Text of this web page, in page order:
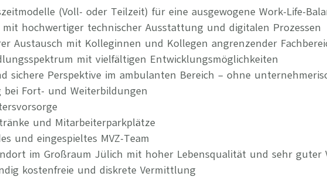
(Voll- oder Teilzeit) für eine ausgewogene Work-Life-
mit hochwertiger technischer Ausstattung und digitalen Prozessen
Austausch mit Kolleginnen und Kollegen angrenzender
mit vielfältigen Entwicklungsmöglichkeiten
sichere Perspektive im ambulanten Bereich – ohne
Fort- und Weiterbildungen
und Mitarbeiterparkplätze
und eingespieltes MVZ-Team
im Großraum Jülich mit hoher Lebensqualität und sehr guter
kostenfreie und diskrete Vermittlung